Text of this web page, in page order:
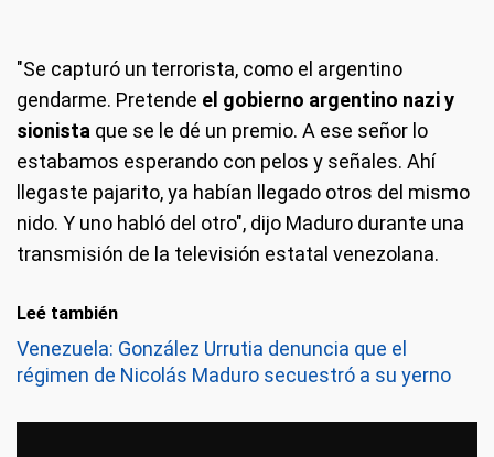
"Se capturó un terrorista, como el argentino
gendarme. Pretende el gobierno argentino nazi y
sionista que se le dé un premio. A ese señor lo
estabamos esperando con pelos y señales. Ahí
llegaste pajarito, ya habían llegado otros del mismo
nido. Y uno habló del otro", dijo Maduro durante una
transmisión de la televisión estatal venezolana.
Leé también
Venezuela: González Urrutia denuncia que el
régimen de Nicolás Maduro secuestró a su yerno